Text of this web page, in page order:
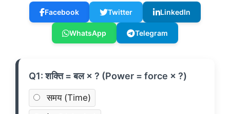
Facebook Twitter LinkedIn
WhatsApp Telegram
Q1: शक्ति = बल × ? (Power = force × ?)
समय (Time)